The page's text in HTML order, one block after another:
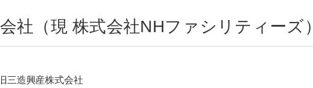
社 （現 株式会社NHファシリティーズ）
旧三造興産株式会社